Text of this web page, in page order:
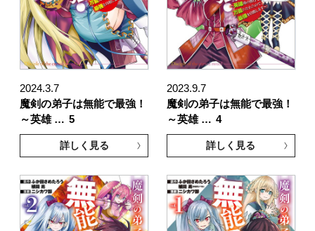
2024.3.7
魔剣の弟子は無能で最強！
～英雄 … 5
詳しく見る
2023.9.7
魔剣の弟子は無能で最強！
～英雄 … 4
詳しく見る